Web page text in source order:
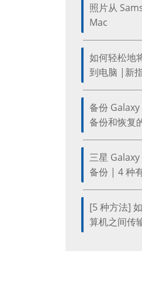
照片从
Mac
如何轻松地
到电脑 |新
备份 Galaxy
备份和恢复
三星
备份 | 4 种
[5 种方法]
算机之间传